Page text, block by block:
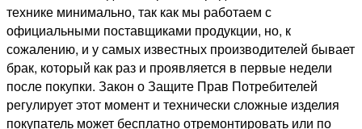
технике минимально, так как мы работаем с
официальными поставщиками продукции, но, к
сожалению, и у самых известных производителей бывает
брак, который как раз и проявляется в первые недели
после покупки. Закон о Защите Прав Потребителей
регулирует этот момент и технически сложные изделия
покупатель может бесплатно отремонтировать или по